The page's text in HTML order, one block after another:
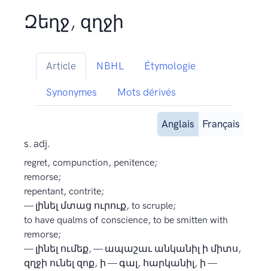
Զեղջ, զղջի
Article NBHL Étymologie
Synonymes Mots dérivés
Anglais
Français
s. adj.
regret, compunction, penitence;
remorse;
repentant, contrite;
— լինել մտաց ուրուք, to scruple;
to have qualms of conscience, to be smitten with
remorse;
— լինել ումեք, — ապաշաւ անկանիլ ի միտս,
զղջի ունել զոք, ի — գալ, հարկանիլ, ի —